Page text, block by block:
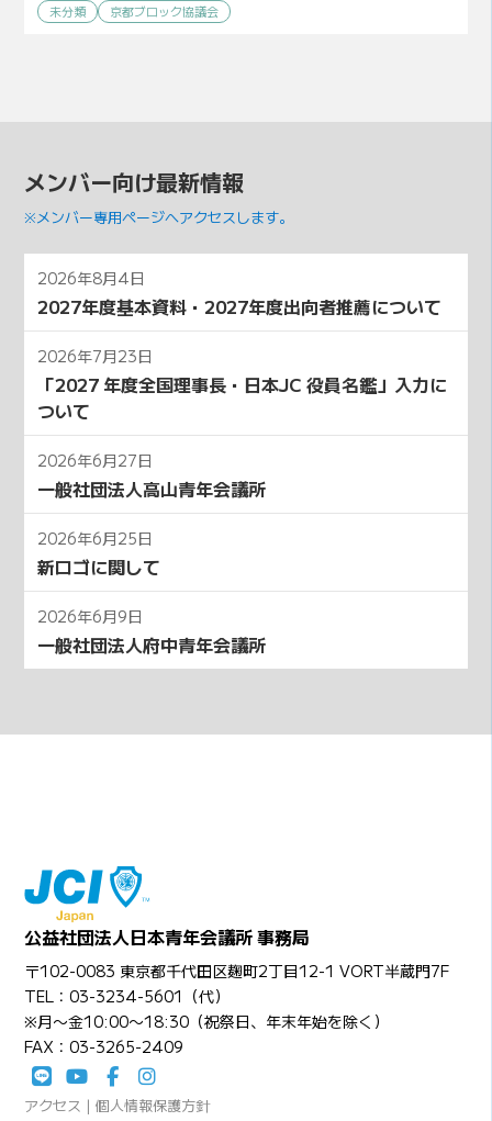
未分類 京都ブロック協議会
メンバー向け最新情報
※メンバー専用ページへアクセスします。
2026年8月4日
2027年度基本資料・2027年度出向者推薦について
2026年7月23日
「2027 年度全国理事⻑・⽇本JC 役員名鑑」⼊⼒に
ついて
2026年6月27日
一般社団法人高山青年会議所
2026年6月25日
新ロゴに関して
2026年6月9日
一般社団法人府中青年会議所
公益社団法人日本青年会議所 事務局
〒102-0083 東京都千代田区麹町2丁目12-1 VORT半蔵門7F
TEL：03-3234-5601（代）
※月〜金10:00〜18:30（祝祭日、年末年始を除く）
FAX：03-3265-2409
アクセス |個人情報保護方針